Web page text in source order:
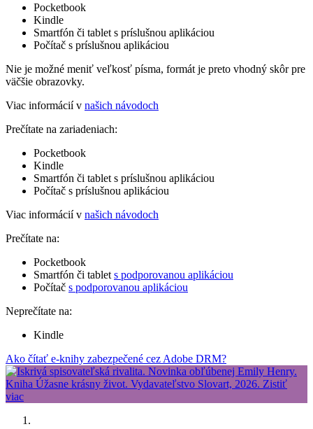
Pocketbook
Kindle
Smartfón či tablet s príslušnou aplikáciou
Počítač s príslušnou aplikáciou
Nie je možné meniť veľkosť písma, formát je preto vhodný skôr pre
väčšie obrazovky.
Viac informácií v našich návodoch
Prečítate na zariadeniach:
Pocketbook
Kindle
Smartfón či tablet s príslušnou aplikáciou
Počítač s príslušnou aplikáciou
Viac informácií v našich návodoch
Prečítate na:
Pocketbook
Smartfón či tablet s podporovanou aplikáciou
Počítač s podporovanou aplikáciou
Neprečítate na:
Kindle
Ako čítať e-knihy zabezpečené cez Adobe DRM?